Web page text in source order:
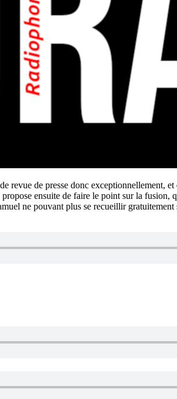
revue de presse donc exceptionnellement, et
propose ensuite de faire le point sur la fusion,
ne pouvant plus se recueillir